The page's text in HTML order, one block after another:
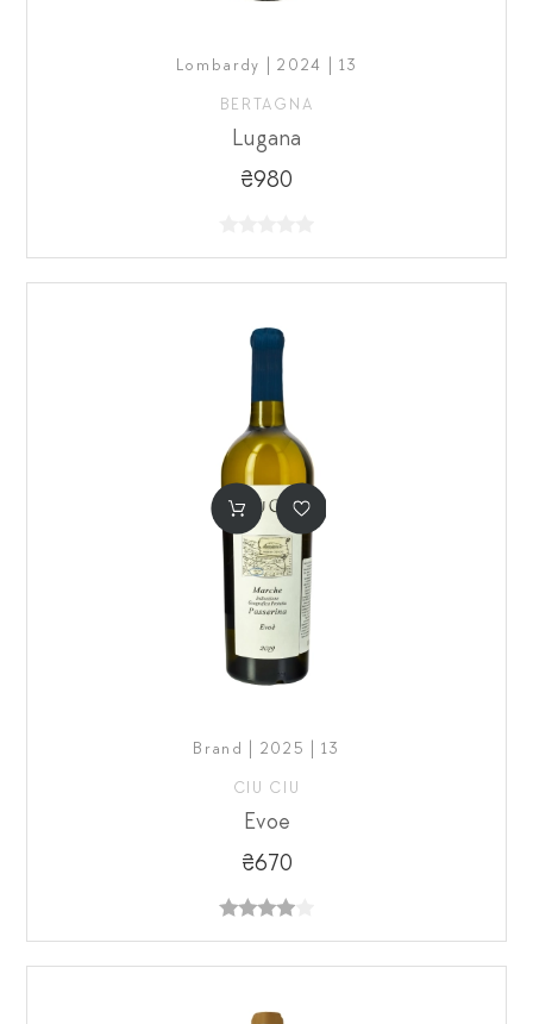
Lombardy | 2024 | 13
BERTAGNA
Lugana
₴980
Brand | 2025 | 13
CIU CIU
Evoe
₴670